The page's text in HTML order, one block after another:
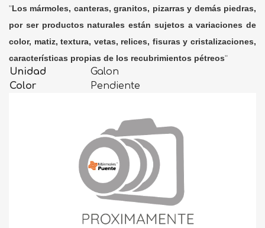
"Los mármoles, canteras, granitos, pizarras y demás piedras,
por ser productos naturales están sujetos a variaciones de
color, matiz, textura, vetas, relices, fisuras y cristalizaciones,
características propias de los recubrimientos pétreos"
Unidad
Galon
Color
Pendiente